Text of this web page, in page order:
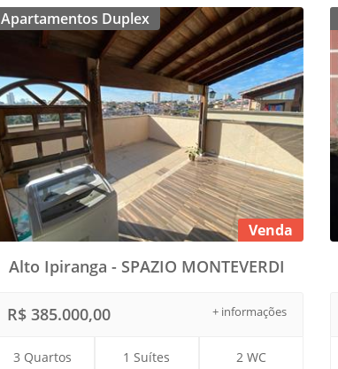
Apartamentos Duplex
Venda
Alto Ipiranga - SPAZIO MONTEVERDI
+ informações
R$ 385.000,00
3 Quartos 1 Suítes 2 WC